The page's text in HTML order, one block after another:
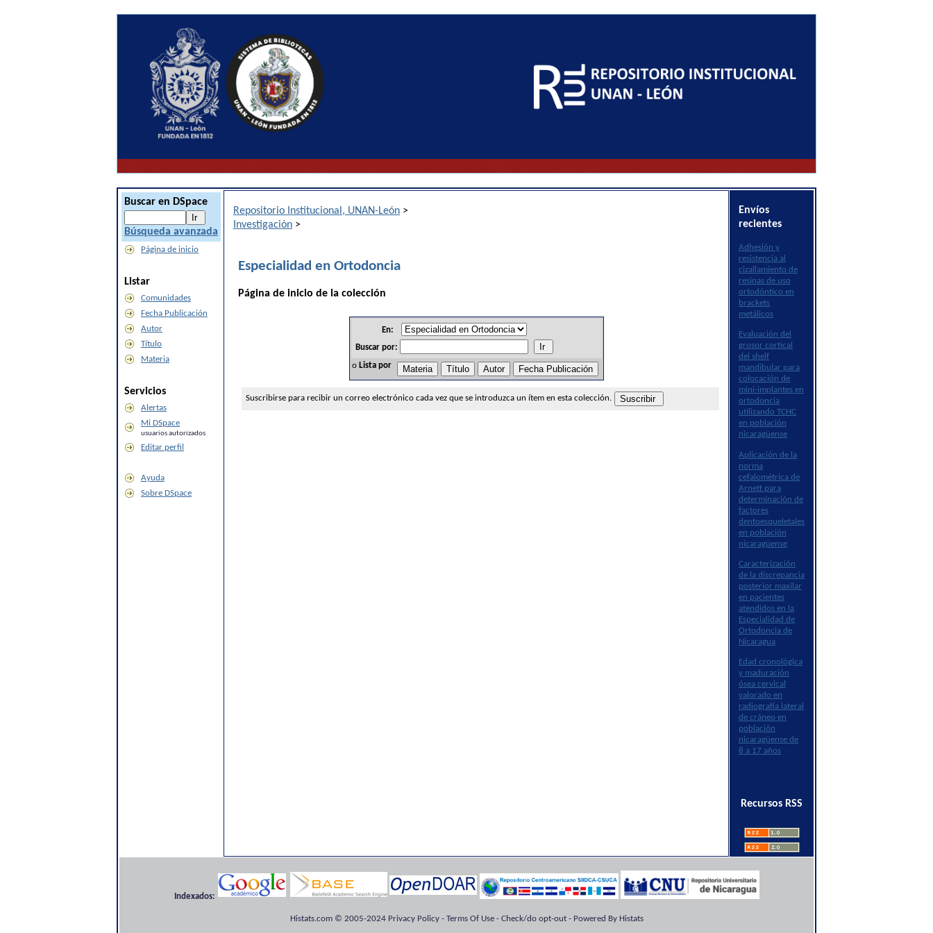
Buscar en DSpace
Búsqueda avanzada
Página de inicio
Listar
Comunidades
Fecha Publicación
Autor
Título
Materia
Servicios
Alertas
Mi DSpace
usuarios autorizados
Editar perfil
Ayuda
Sobre DSpace
Repositorio Institucional, UNAN-León >
Investigación >
Especialidad en Ortodoncia
Página de inicio de la colección
En:
Buscar por:
o Lista por
Suscribirse para recibir un correo electrónico cada vez que se introduzca un ítem en esta colección.
Envíos
recientes
Adhesión y
resistencia al
cizallamiento de
resinas de uso
ortodóntico en
brackets
metálicos
Evaluación del
grosor cortical
del shelf
mandibular para
colocación de
mini-implantes en
ortodoncia
utilizando TCHC
en población
nicaragüense
Aplicación de la
norma
cefalométrica de
Arnett para
determinación de
factores
dentoesqueletales
en población
nicaragüense
Caracterización
de la discrepancia
posterior maxilar
en pacientes
atendidos en la
Especialidad de
Ortodoncia de
Nicaragua
Edad cronológica
y maduración
ósea cervical
valorado en
radiografía lateral
de cráneo en
población
nicaragüense de
8 a 17 años
Recursos RSS
Indexados:
Histats.com © 2005-2024 Privacy Policy - Terms Of Use - Check/do opt-out - Powered By Histats